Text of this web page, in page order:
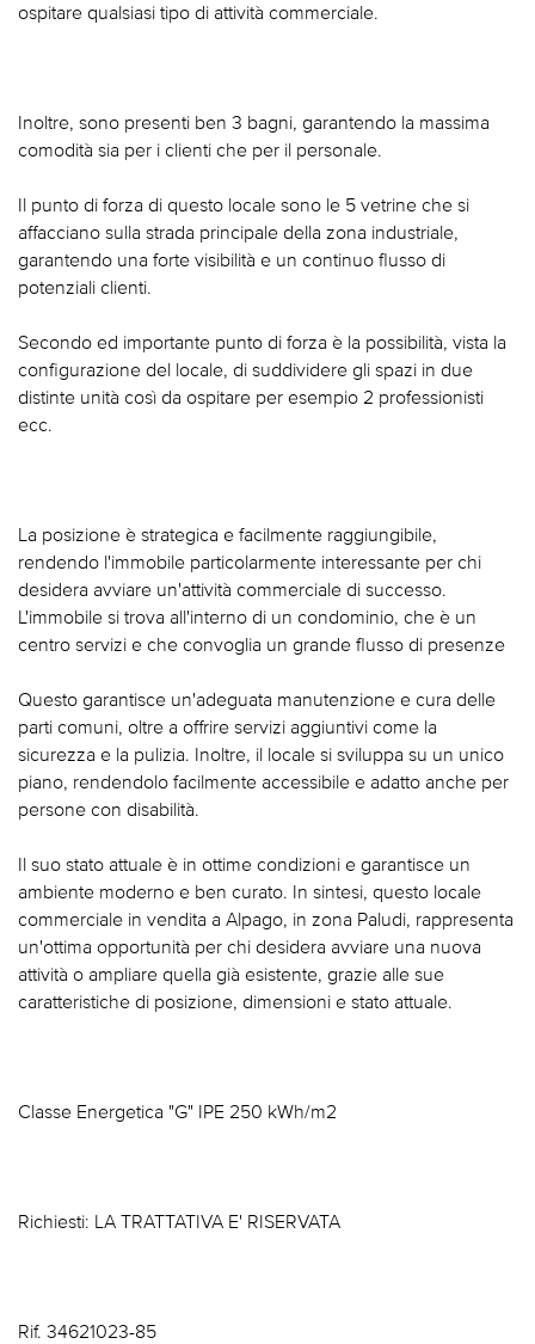
ospitare qualsiasi tipo di attività commerciale.
Inoltre, sono presenti ben 3 bagni, garantendo la massima
comodità sia per i clienti che per il personale.
Il punto di forza di questo locale sono le 5 vetrine che si
affacciano sulla strada principale della zona industriale,
garantendo una forte visibilità e un continuo flusso di
potenziali clienti.
Secondo ed importante punto di forza è la possibilità, vista la
configurazione del locale, di suddividere gli spazi in due
distinte unità così da ospitare per esempio 2 professionisti
ecc.
La posizione è strategica e facilmente raggiungibile,
rendendo l'immobile particolarmente interessante per chi
desidera avviare un'attività commerciale di successo.
L'immobile si trova all'interno di un condominio, che è un
centro servizi e che convoglia un grande flusso di presenze
Questo garantisce un'adeguata manutenzione e cura delle
parti comuni, oltre a offrire servizi aggiuntivi come la
sicurezza e la pulizia. Inoltre, il locale si sviluppa su un unico
piano, rendendolo facilmente accessibile e adatto anche per
persone con disabilità.
Il suo stato attuale è in ottime condizioni e garantisce un
ambiente moderno e ben curato. In sintesi, questo locale
commerciale in vendita a Alpago, in zona Paludi, rappresenta
un'ottima opportunità per chi desidera avviare una nuova
attività o ampliare quella già esistente, grazie alle sue
caratteristiche di posizione, dimensioni e stato attuale.
Classe Energetica "G" IPE 250 kWh/m2
Richiesti: LA TRATTATIVA E' RISERVATA
Rif. 34621023-85